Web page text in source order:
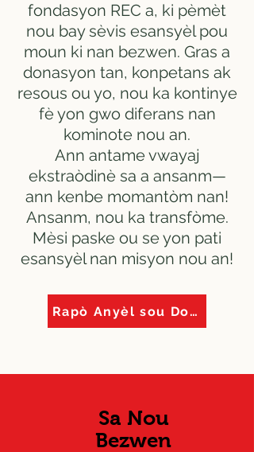
fondasyon REC a, ki pèmèt
nou bay sèvis esansyèl pou
moun ki nan bezwen. Gras a
donasyon tan, konpetans ak
resous ou yo, nou ka kontinye
fè yon gwo diferans nan
kominote nou an.
Ann antame vwayaj
ekstraòdinè sa a ansanm—
ann kenbe momantòm nan!
Ansanm, nou ka transfòme.
Mèsi paske ou se yon pati
esansyèl nan misyon nou an!
Rapò Anyèl sou Donasyon
Sa Nou
Bezwen